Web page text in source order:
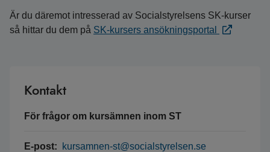
Är du däremot intresserad av Socialstyrelsens SK-kurser
så hittar du dem på SK-kursers ansökningsportal
Kontakt
För frågor om kursämnen inom ST
E-post: kursamnen-st@socialstyrelsen.se